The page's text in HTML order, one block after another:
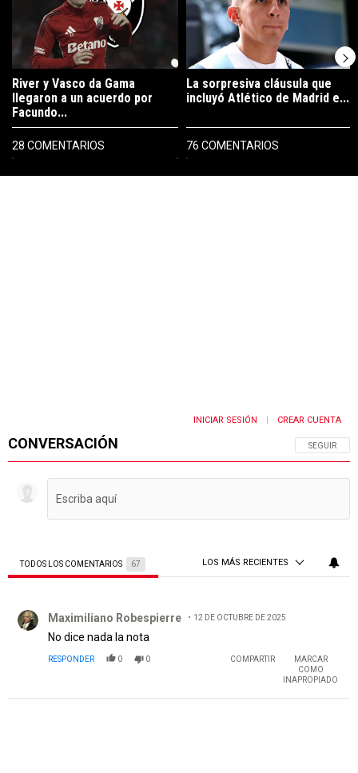
PUBLICIDAD
River y Vasco da Gama
llegaron a un acuerdo por
Facundo...
28 COMENTARIOS
La sorpresiva cláusula que
incluyó Atlético de Madrid e...
76 COMENTARIOS
CONVERSACIÓN SIGA ESTA
SEGUIR
INICIAR SESIÓN CREAR CUENTA
TODOS LOS COMENTARIOS 67 LOS MÁS RECIENTES
Maximiliano Robespierre 12 DE OCTUBRE DE 2025
No dice nada la nota
RESPONDER 0 0 COMPARTIR
MARCAR
COMO
INAPROPIADO